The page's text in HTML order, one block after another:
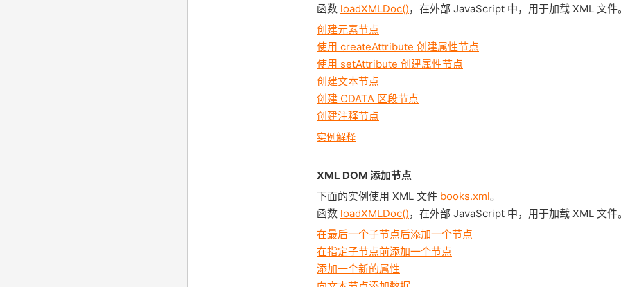
函数 loadXMLDoc()，在外部 JavaScript 中，用于加载 XML 文件
创建元素节点
使用 createAttribute 创建属性节点
使用 setAttribute 创建属性节点
创建文本节点
创建 CDATA 区段节点
创建注释节点
实例解释
XML DOM 添加节点
下面的实例使用 XML 文件 books.xml。
函数 loadXMLDoc()，在外部 JavaScript 中，用于加载 XML 文件
在最后一个子节点后添加一个节点
在指定子节点前添加一个节点
添加一个新的属性